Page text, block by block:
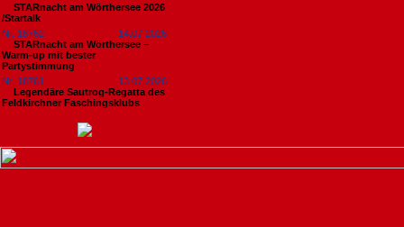
STARnacht am Wörthersee 2026
/Startalk
Nr. 18762
14.07.2026
STARnacht am Wörthersee –
Warm-up mit bester
Partystimmung
Nr. 18761
13.07.2026
Legendäre Sautrog-Regatta des
Feldkirchner Faschingsklubs